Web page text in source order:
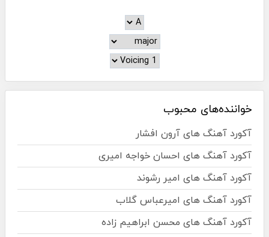
خواننده‌های محبوب
آکورد آهنگ های آرون افشار
آکورد آهنگ های احسان خواجه امیری
آکورد آهنگ های امیر رشوند
آکورد آهنگ های امیرعباس گلاب
آکورد آهنگ های محسن ابراهیم زاده